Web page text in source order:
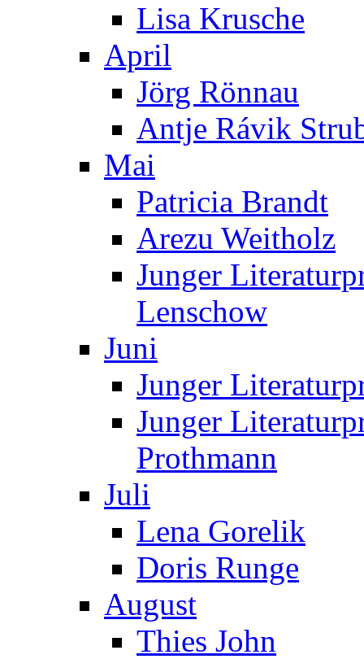
Lisa Krusche
April
Jörg Rönnau
Antje Rávik
Mai
Patricia Brandt
Arezu Weitholz
Junger
Lenschow
Juni
Junger
Junger
Prothmann
Juli
Lena Gorelik
Doris Runge
August
Thies John